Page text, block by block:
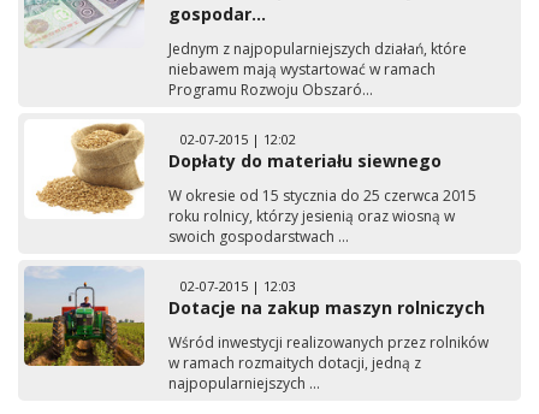
gospodar...
Jednym z najpopularniejszych działań, które
niebawem mają wystartować w ramach
Programu Rozwoju Obszaró...
02-07-2015 | 12:02
Dopłaty do materiału siewnego
W okresie od 15 stycznia do 25 czerwca 2015
roku rolnicy, którzy jesienią oraz wiosną w
swoich gospodarstwach ...
02-07-2015 | 12:03
Dotacje na zakup maszyn rolniczych
Wśród inwestycji realizowanych przez rolników
w ramach rozmaitych dotacji, jedną z
najpopularniejszych ...